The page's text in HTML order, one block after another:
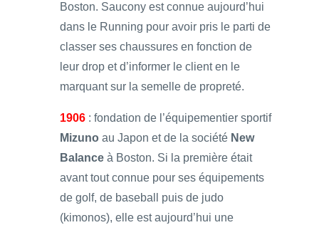
Boston. Saucony est connue aujourd’hui
dans le Running pour avoir pris le parti de
classer ses chaussures en fonction de
leur drop et d’informer le client en le
marquant sur la semelle de propreté.
1906 : fondation de l’équipementier sportif
Mizuno au Japon et de la société New
Balance à Boston. Si la première était
avant tout connue pour ses équipements
de golf, de baseball puis de judo
(kimonos), elle est aujourd’hui une